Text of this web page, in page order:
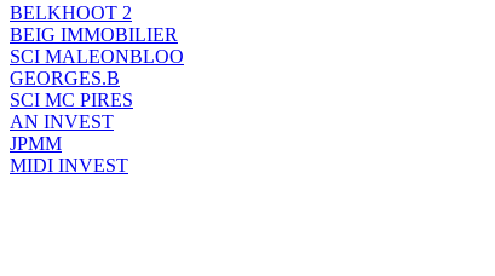
BELKHOOT 2
BEIG IMMOBILIER
SCI MALEONBLOO
GEORGES.B
SCI MC PIRES
AN INVEST
JPMM
MIDI INVEST